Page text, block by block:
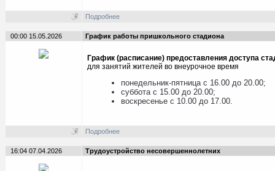
Подробнее
00:00 15.05.2026 График работы пришкольного стадиона
График (расписание) предоставления доступа
для занятий жителей во внеурочное время
понедельник-пятница с 16.00 до 20.00;
суббота с 15.00 до 20.00;
воскресенье с 10.00 до 17.00.
Подробнее
16:04 07.04.2026 Трудоустройство несовершеннолетних